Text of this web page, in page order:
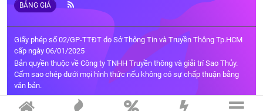
BẢNG GIÁ
Giấy phép số 02/GP-TTĐT do Sở Thông Tin và Truyền Thông Tp.HCM
cấp ngày 06/01/2025
Bản quyền thuộc về Công ty TNHH Truyền thông và giải trí Sao Thủy.
Cấm sao chép dưới mọi hình thức nếu không có sự chấp thuận bằng
văn bản.